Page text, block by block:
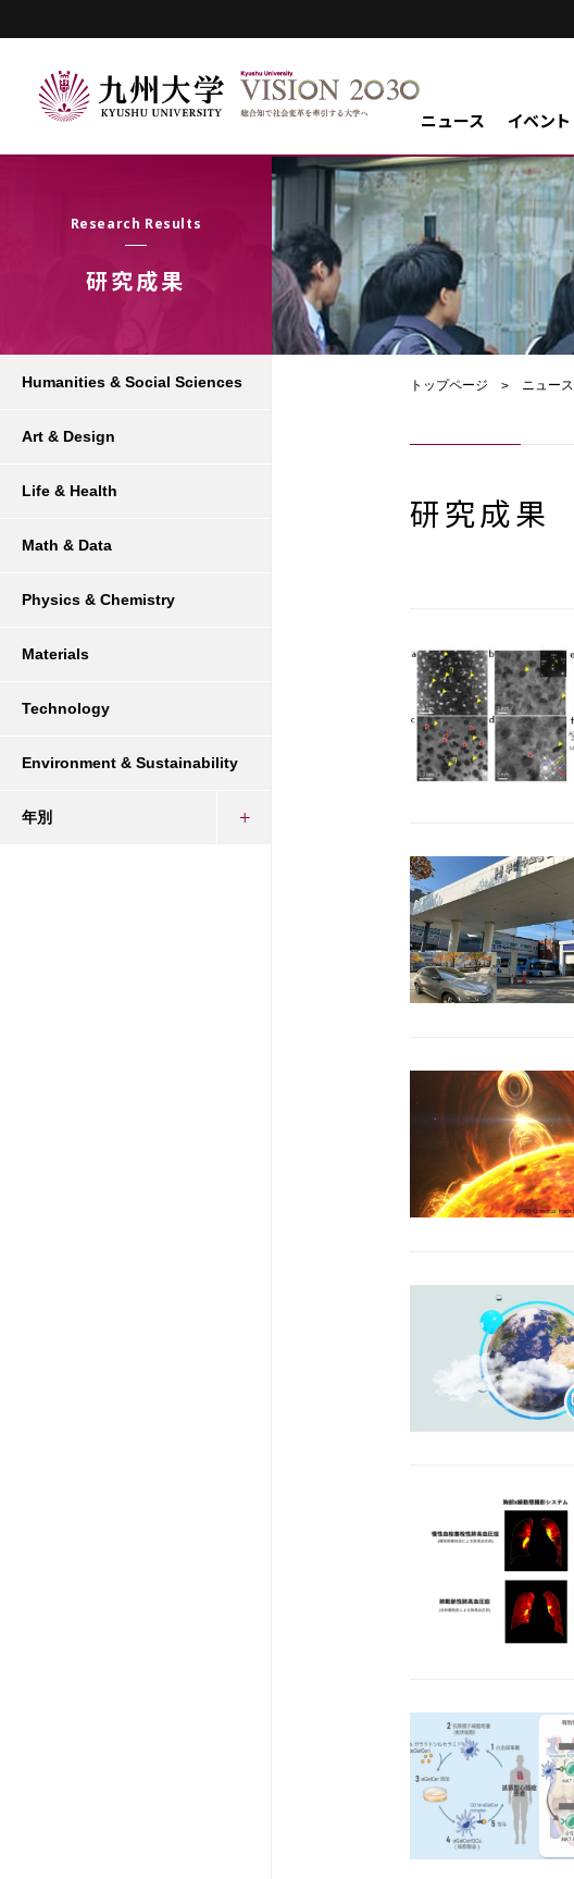
ニュース イベント
Research Results
研究成果
トップページ ニュース
研究成果
Humanities & Social Sciences
Art & Design
Life & Health
Math & Data
Physics & Chemistry
Materials
Technology
Environment & Sustainability
年別